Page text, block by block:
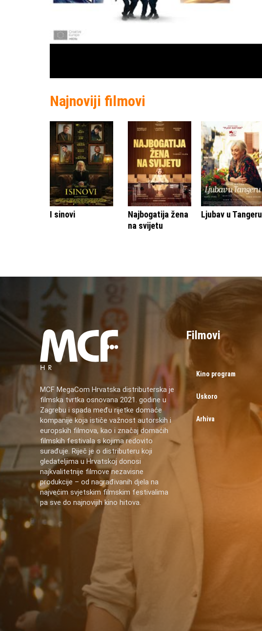
Najnoviji filmovi
I sinovi
Najbogatija žena
na svijetu
Ljubav u Tangeru
MCF MegaCom Hrvatska distributerska je
filmska tvrtka osnovana 2021. godine u
Zagrebu i spada među rijetke domaće
kompanije koja ističe važnost autorskih i
europskih filmova, kao i značaj domaćih
filmskih festivala s kojima redovito
surađuje. Riječ je o distributeru koji
gledateljima u Hrvatskoj donosi
najkvalitetnije filmove nezavisne
produkcije – od nagrađivanih djela na
najvećim svjetskim filmskim festivalima
pa sve do najnovijih kino hitova.
Filmovi
Kino program
Uskoro
Arhiva